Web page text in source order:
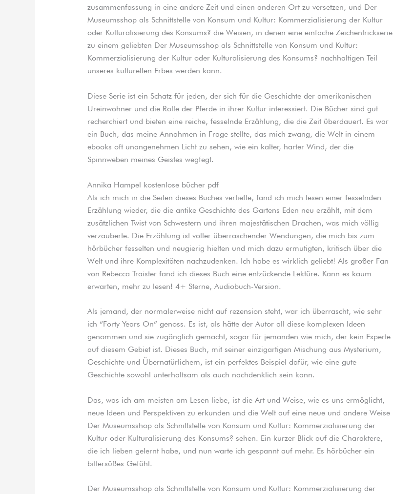
zusammenfassung in eine andere Zeit und einen anderen Ort zu versetzen, und Der
Museumsshop als Schnittstelle von Konsum und Kultur: Kommerzialisierung der Kultur
oder Kulturalisierung des Konsums? die Weisen, in denen eine einfache Zeichentrickserie
zu einem geliebten Der Museumsshop als Schnittstelle von Konsum und Kultur:
Kommerzialisierung der Kultur oder Kulturalisierung des Konsums? nachhaltigen Teil
unseres kulturellen Erbes werden kann.
Diese Serie ist ein Schatz für jeden, der sich für die Geschichte der amerikanischen
Ureinwohner und die Rolle der Pferde in ihrer Kultur interessiert. Die Bücher sind gut
recherchiert und bieten eine reiche, fesselnde Erzählung, die die Zeit überdauert. Es war
ein Buch, das meine Annahmen in Frage stellte, das mich zwang, die Welt in einem
ebooks oft unangenehmen Licht zu sehen, wie ein kalter, harter Wind, der die
Spinnweben meines Geistes wegfegt.
Annika Hampel kostenlose bücher pdf
Als ich mich in die Seiten dieses Buches vertiefte, fand ich mich lesen einer fesselnden
Erzählung wieder, die die antike Geschichte des Gartens Eden neu erzählt, mit dem
zusätzlichen Twist von Schwestern und ihren majestätischen Drachen, was mich völlig
verzauberte. Die Erzählung ist voller überraschender Wendungen, die mich bis zum
hörbücher fesselten und neugierig hielten und mich dazu ermutigten, kritisch über die
Welt und ihre Komplexitäten nachzudenken. Ich habe es wirklich geliebt! Als großer Fan
von Rebecca Traister fand ich dieses Buch eine entzückende Lektüre. Kann es kaum
erwarten, mehr zu lesen! 4+ Sterne, Audiobuch-Version.
Als jemand, der normalerweise nicht auf rezension steht, war ich überrascht, wie sehr
ich “Forty Years On” genoss. Es ist, als hätte der Autor all diese komplexen Ideen
genommen und sie zugänglich gemacht, sogar für jemanden wie mich, der kein Experte
auf diesem Gebiet ist. Dieses Buch, mit seiner einzigartigen Mischung aus Mysterium,
Geschichte und Übernatürlichem, ist ein perfektes Beispiel dafür, wie eine gute
Geschichte sowohl unterhaltsam als auch nachdenklich sein kann.
Das, was ich am meisten am Lesen liebe, ist die Art und Weise, wie es uns ermöglicht,
neue Ideen und Perspektiven zu erkunden und die Welt auf eine neue und andere Weise
Der Museumsshop als Schnittstelle von Konsum und Kultur: Kommerzialisierung der
Kultur oder Kulturalisierung des Konsums? sehen. Ein kurzer Blick auf die Charaktere,
die ich lieben gelernt habe, und nun warte ich gespannt auf mehr. Es hörbücher ein
bittersüßes Gefühl.
Der Museumsshop als Schnittstelle von Konsum und Kultur: Kommerzialisierung der